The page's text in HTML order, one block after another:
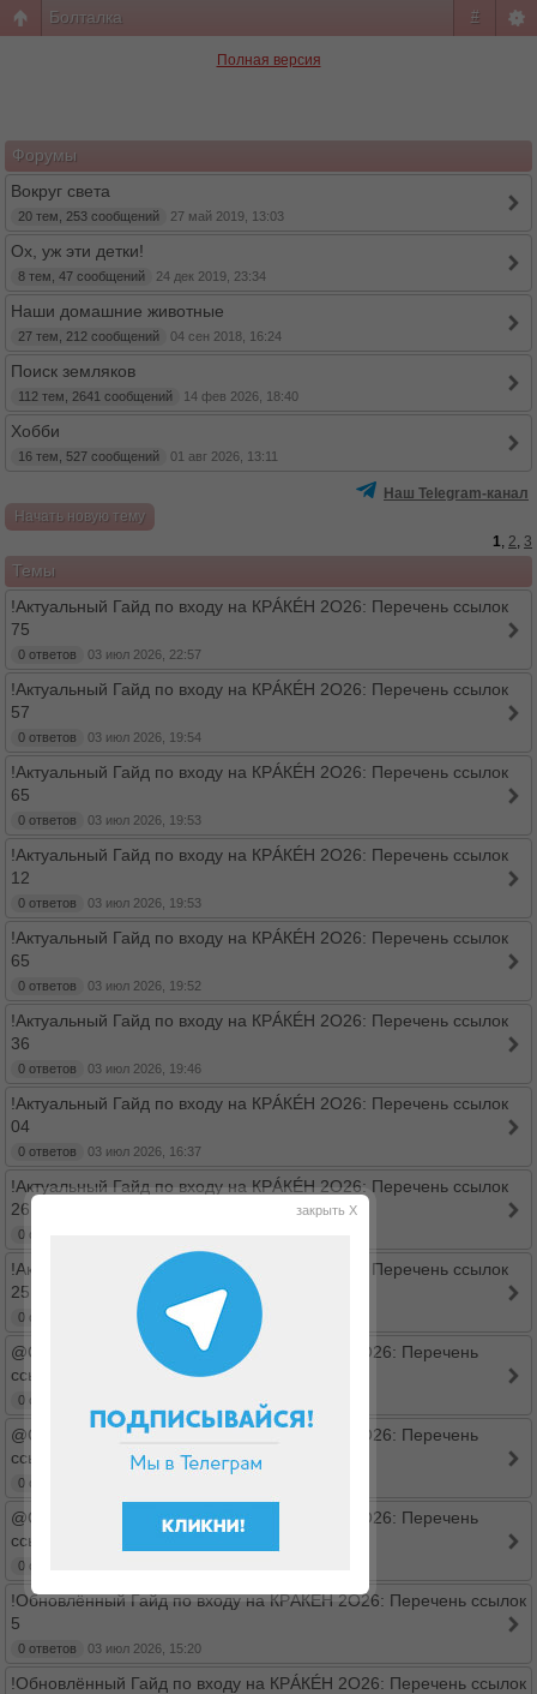
#
Болталка
Полная версия
Форумы
Вокруг света
20 тем, 253 сообщений 27 май 2019, 13:03
Ох, уж эти детки!
8 тем, 47 сообщений 24 дек 2019, 23:34
Наши домашние животные
27 тем, 212 сообщений 04 сен 2018, 16:24
Поиск земляков
112 тем, 2641 сообщений 14 фев 2026, 18:40
Хобби
16 тем, 527 сообщений 01 авг 2026, 13:11
Наш Telegram-канал
Начать новую тему
1, 2, 3
Темы
!Актуальный Гайд по входу на КРÁКÉН 2O26: Перечень ссылок
75
0 ответов 03 июл 2026, 22:57
!Актуальный Гайд по входу на КРÁКÉН 2O26: Перечень ссылок
57
0 ответов 03 июл 2026, 19:54
!Актуальный Гайд по входу на КРÁКÉН 2O26: Перечень ссылок
65
0 ответов 03 июл 2026, 19:53
!Актуальный Гайд по входу на КРÁКÉН 2O26: Перечень ссылок
12
0 ответов 03 июл 2026, 19:53
!Актуальный Гайд по входу на КРÁКÉН 2O26: Перечень ссылок
65
0 ответов 03 июл 2026, 19:52
!Актуальный Гайд по входу на КРÁКÉН 2O26: Перечень ссылок
36
0 ответов 03 июл 2026, 19:46
!Актуальный Гайд по входу на КРÁКÉН 2O26: Перечень ссылок
04
0 ответов 03 июл 2026, 16:37
!Актуальный Гайд по входу на КРÁКÉН 2O26: Перечень ссылок
26
0 ответов
!Актуальный Гайд по входу на КРÁКÉН 2O26: Перечень ссылок
25
0 ответов 03 июл 2026, 15:53
@Обновлённый Гайд по входу на КРÁКÉН 2O26: Перечень
ссылок 2
0 ответов
@Обновлённый Гайд по входу на КРÁКÉН 2O26: Перечень
ссылок 7
0 ответов
@Обновлённый Гайд по входу на КРÁКÉН 2O26: Перечень
ссылок
0 ответов
!Обновлённый Гайд по входу на КРÁКÉН 2O26: Перечень ссылок
5
0 ответов 03 июл 2026, 15:20
!Обновлённый Гайд по входу на КРÁКÉН 2O26: Перечень ссылок
закрыть X